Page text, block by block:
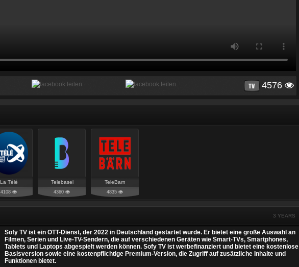
4576
La Télé
4108
Telebasel
4360
TeleBarn
4835
3 YEARS
Sofy TV ist ein OTT-Dienst, der 2022 in Deutschland gestartet wurde. Er bietet eine große Auswahl an
Filmen, Serien und Live-TV-Sendern, die auf verschiedenen Geräten wie Smart-TVs, Smartphones,
Tablets und Laptops abgespielt werden können. Sofy TV ist werbefinanziert und bietet eine kostenlose
Basisversion sowie eine kostenpflichtige Premium-Version, die Zugriff auf zusätzliche Inhalte und
Funktionen bietet.